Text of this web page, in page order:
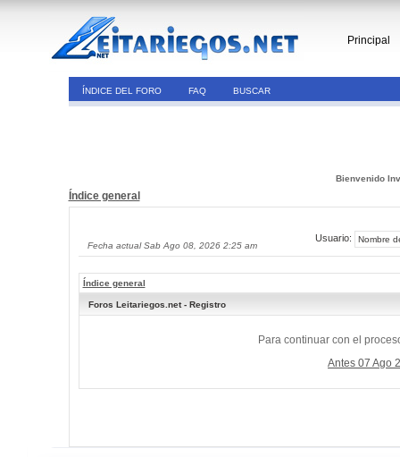
Principal
ÍNDICE DEL FORO FAQ BUSCAR
Bienvenido
Índice general
Fecha actual Sab Ago 08, 2026 2:25 am
Usuario:
Índice general
Foros Leitariegos.net - Registro
Para continuar con el
Antes 07 Ago